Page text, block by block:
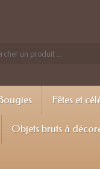
Fêtes et
Objets bruts à